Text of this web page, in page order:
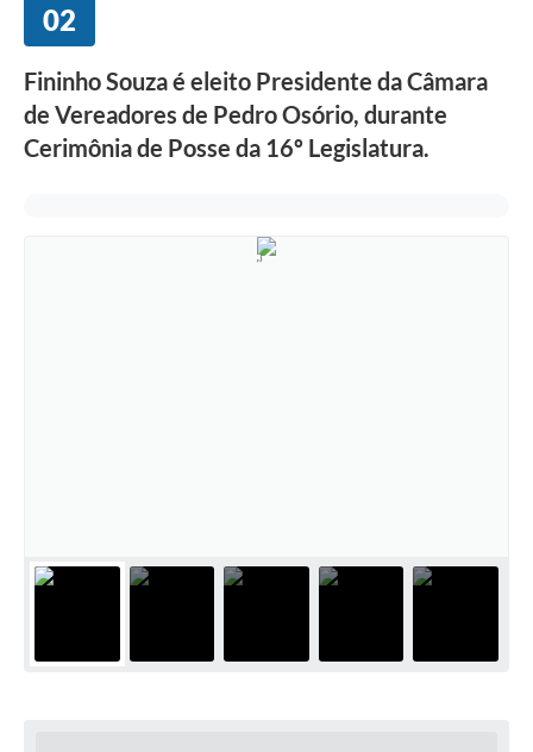
02
Fininho Souza é eleito Presidente da Câmara
de Vereadores de Pedro Osório, durante
Cerimônia de Posse da 16º Legislatura.